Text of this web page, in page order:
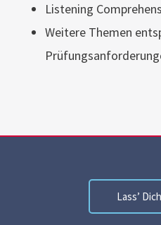
Listening
Weitere Themen
Lass’